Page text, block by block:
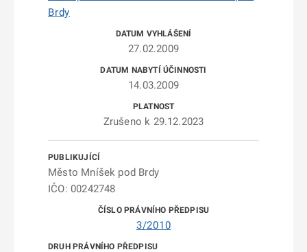
Brdy
27.02.2009
14.03.2009
Zrušeno k 29.12.2023
Město Mníšek pod Brdy
IČO: 00242748
3/2010